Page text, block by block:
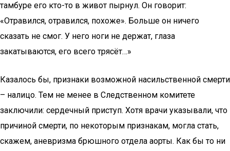
тамбуре его кто-то в живот пырнул. Он говорит:
«Отравился, отравился, похоже». Больше он ничего
сказать не смог. У него ноги не держат, глаза
закатываются, его всего трясёт…»
Казалось бы, признаки возможной насильственной смерти
– налицо. Тем не менее в Следственном комитете
заключили: сердечный приступ. Хотя врачи указывали, что
причиной смерти, по некоторым признакам, могла стать,
скажем, аневризма брюшного отдела аорты. Как бы то ни